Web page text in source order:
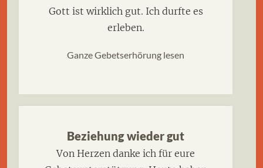
Gott ist wirklich gut. Ich durfte es
erleben.
Ganze Gebetserhörung lesen
Beziehung wieder gut
Von Herzen danke ich für eure